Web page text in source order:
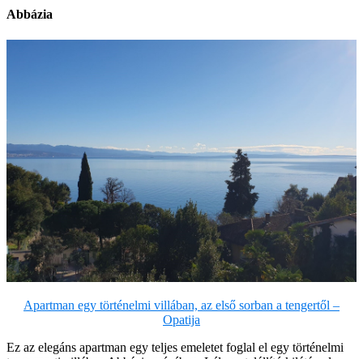
Abbázia
Apartman egy történelmi villában, az első sorban a tengertől –
Opatija
Ez az elegáns apartman egy teljes emeletet foglal el egy történelmi